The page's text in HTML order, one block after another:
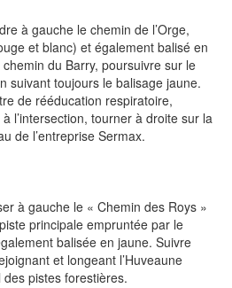
à gauche le chemin de l’Orge,
et blanc) et également balisé en
du Barry, poursuivre sur le
suivant toujours le balisage jaune.
de rééducation respiratoire,
l’intersection, tourner à droite sur la
de l’entreprise Sermax.
à gauche le « Chemin des Roys »
principale empruntée par le
balisée en jaune. Suivre
et longeant l’Huveaune
pistes forestières.